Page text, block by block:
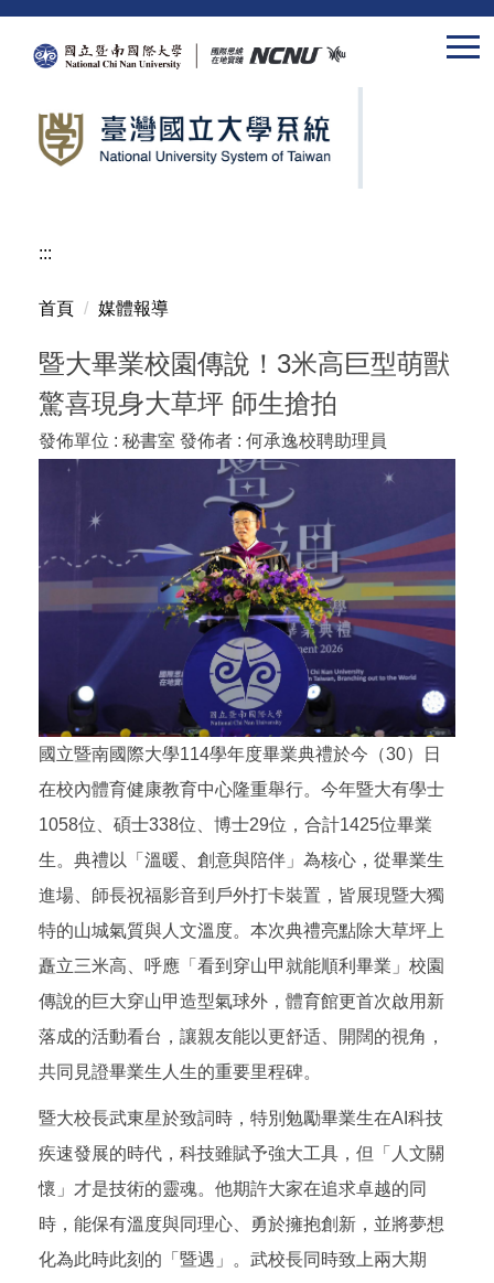
跳
:::
首頁 媒體報導
暨大畢業校園傳說！3米高巨型萌獸
驚喜現身大草坪 師生搶拍
發佈單位 : 秘書室 發佈者 : 何承逸校聘助理員
國立暨南國際大學114學年度畢業典禮於今（30）日
在校內體育健康教育中心隆重舉行。今年暨大有學士
1058位、碩士338位、博士29位，合計1425位畢業
生。典禮以「溫暖、創意與陪伴」為核心，從畢業生
進場、師長祝福影音到戶外打卡裝置，皆展現暨大獨
特的山城氣質與人文溫度。本次典禮亮點除大草坪上
矗立三米高、呼應「看到穿山甲就能順利畢業」校園
傳說的巨大穿山甲造型氣球外，體育館更首次啟用新
落成的活動看台，讓親友能以更舒适、開闊的視角，
共同見證畢業生人生的重要里程碑。
暨大校長武東星於致詞時，特別勉勵畢業生在AI科技
疾速發展的時代，科技雖賦予強大工具，但「人文關
懷」才是技術的靈魂。他期許大家在追求卓越的同
時，能保有溫度與同理心、勇於擁抱創新，並將夢想
化為此時此刻的「暨遇」。武校長同時致上兩大期